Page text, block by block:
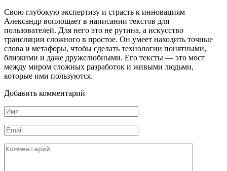
Свою глубокую экспертизу и страсть к инновациям
Александр воплощает в написании текстов для
пользователей. Для него это не рутина, а искусство
трансляции сложного в простое. Он умеет находить точные
слова и метафоры, чтобы сделать технологии понятными,
близкими и даже дружелюбными. Его тексты — это мост
между миром сложных разработок и живыми людьми,
которые ими пользуются.
Добавить комментарий
Имя
*
Email
*
Комментарий